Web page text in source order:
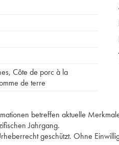
, Côte de porc à la
de terre
betreffen aktuelle
Jahrgang.
geschützt. Ohne